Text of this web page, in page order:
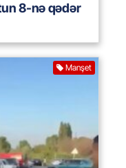
8-nə qədər
Manşet